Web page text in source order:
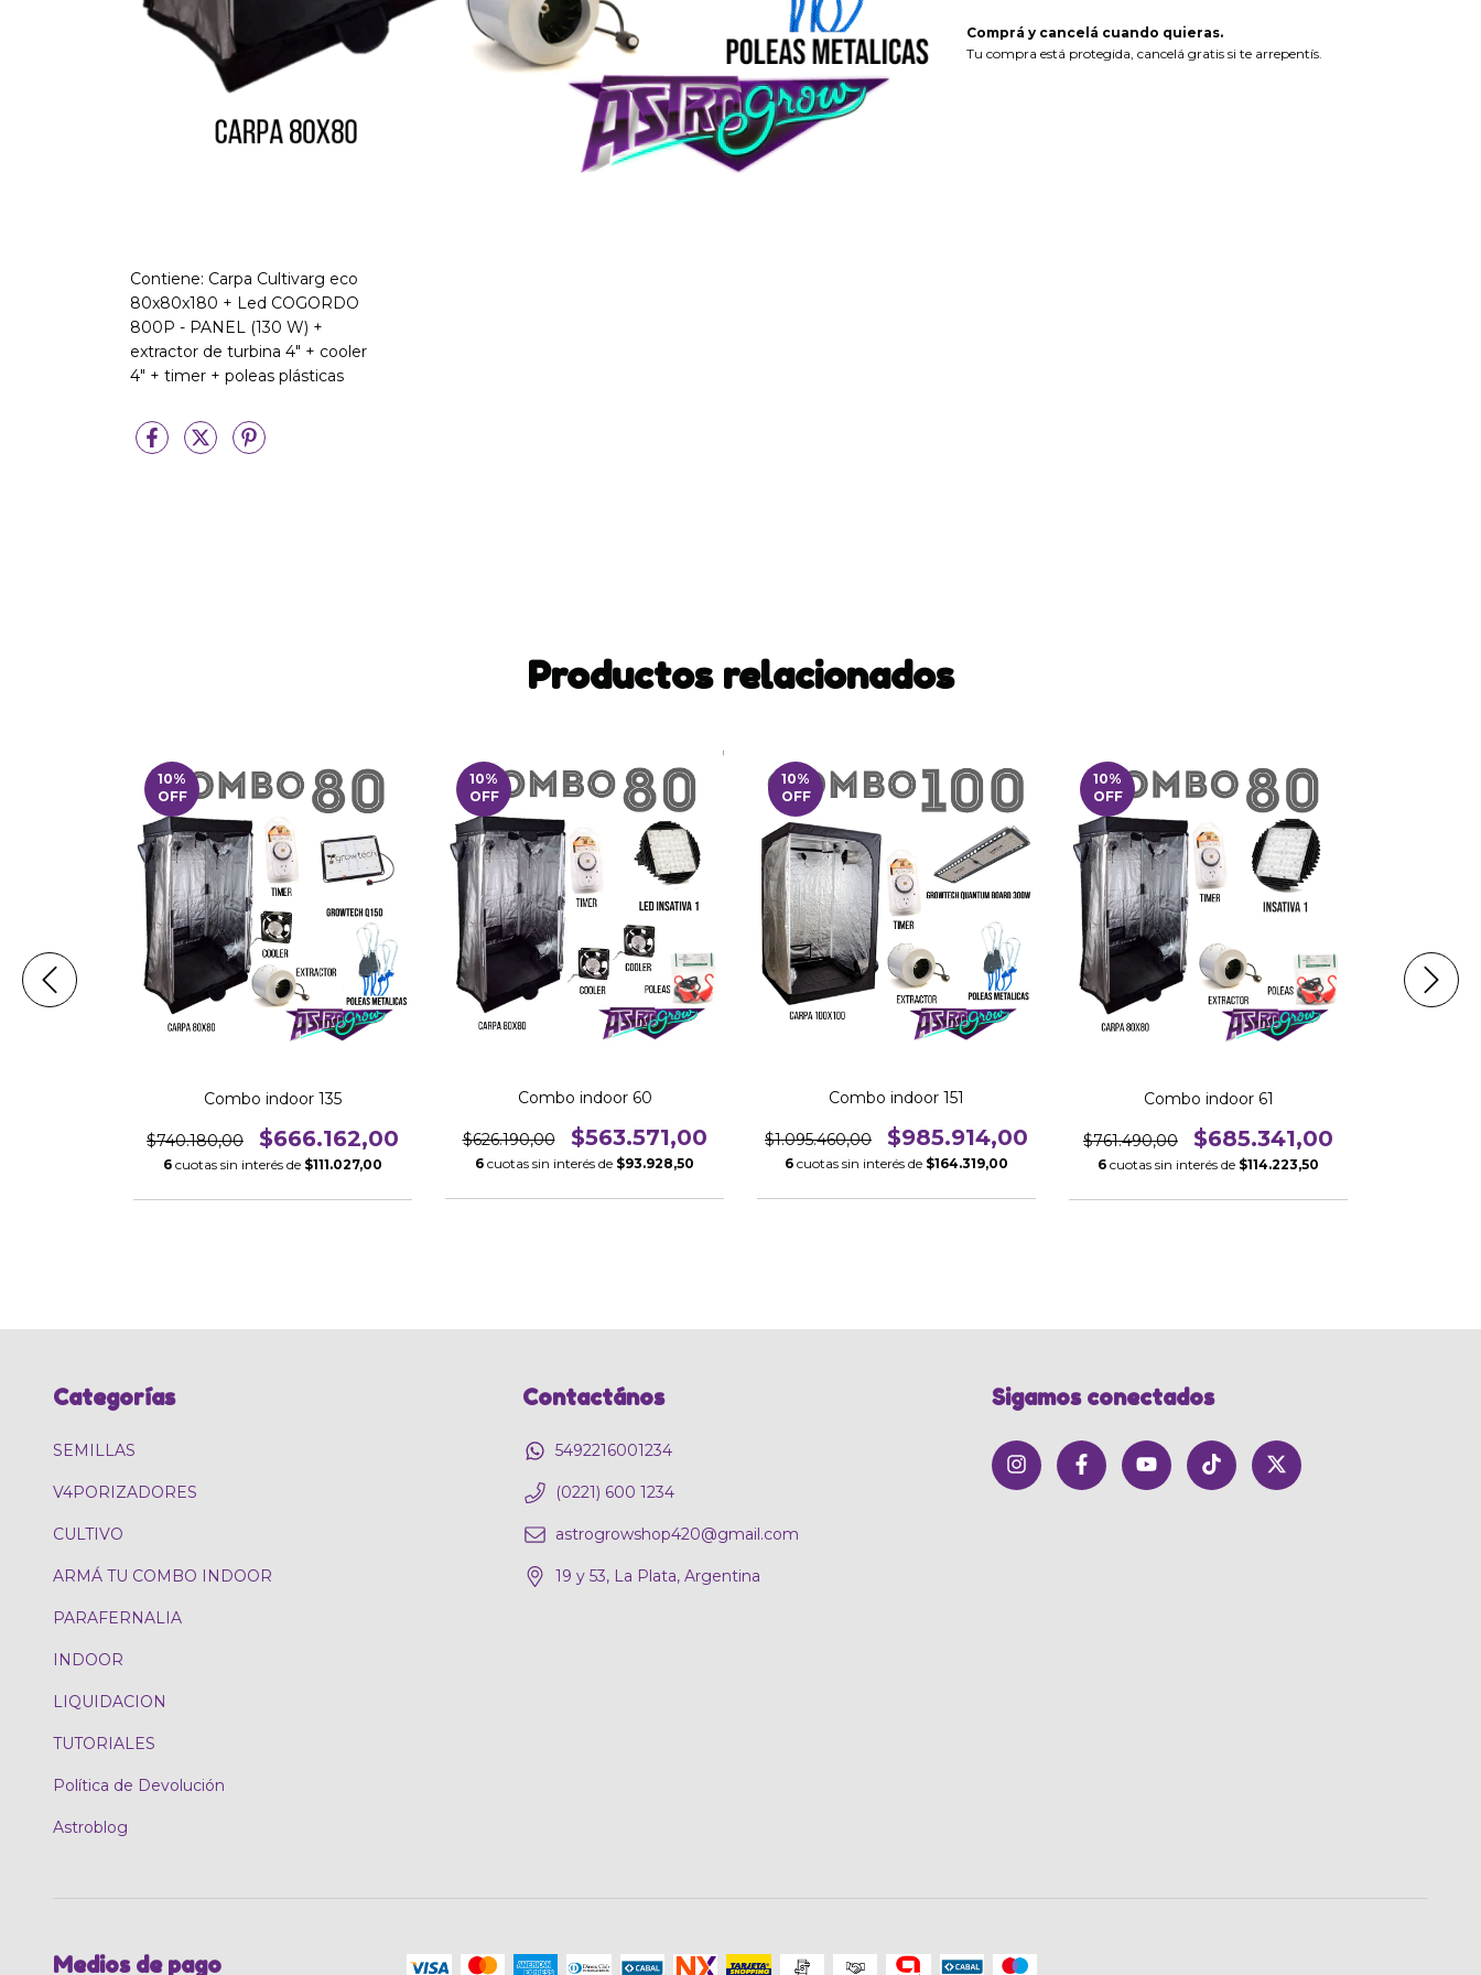
Contiene: Carpa Cultivarg eco
80x80x180 + Led COGORDO
800P - PANEL (130 W) +
extractor de turbina 4" + cooler
4" + timer + poleas plásticas
Comprá y cancelá cuando quieras.
Tu compra está protegida, cancelá gratis si te arrepentís.
Productos relacionados
10%
OFF
Combo indoor 135
$740.180,00 $666.162,00
6 cuotas sin interés de $111.027,00
10%
OFF
Combo indoor 60
$626.190,00 $563.571,00
6 cuotas sin interés de $93.928,50
10%
OFF
Combo indoor 151
$1.095.460,00 $985.914,00
6 cuotas sin interés de $164.319,00
10%
OFF
Combo indoor 61
$761.490,00 $685.341,00
6 cuotas sin interés de $114.223,50
Categorías
SEMILLAS
V4PORIZADORES
CULTIVO
ARMÁ TU COMBO INDOOR
PARAFERNALIA
INDOOR
LIQUIDACION
TUTORIALES
Política de Devolución
Astroblog
Contactános
5492216001234
(0221) 600 1234
astrogrowshop420@gmail.com
19 y 53, La Plata, Argentina
Sigamos conectados
Medios de pago